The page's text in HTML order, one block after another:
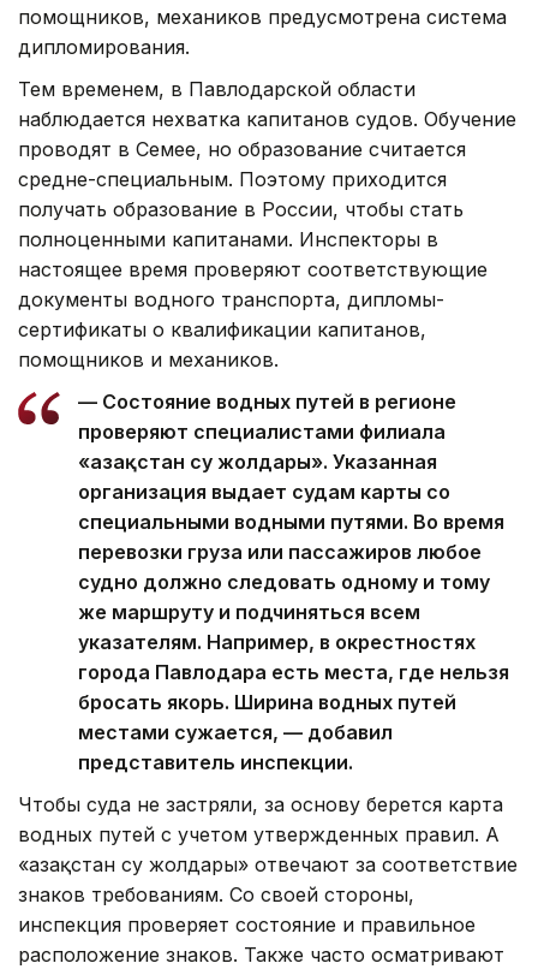
помощников, механиков предусмотрена система
дипломирования.
Тем временем, в Павлодарской области
наблюдается нехватка капитанов судов. Обучение
проводят в Семее, но образование считается
средне-специальным. Поэтому приходится
получать образование в России, чтобы стать
полноценными капитанами. Инспекторы в
настоящее время проверяют соответствующие
документы водного транспорта, дипломы-
сертификаты о квалификации капитанов,
помощников и механиков.
— Состояние водных путей в регионе
проверяют специалистами филиала
«Қазақстан су жолдары». Указанная
организация выдает судам карты со
специальными водными путями. Во время
перевозки груза или пассажиров любое
судно должно следовать одному и тому
же маршруту и подчиняться всем
указателям. Например, в окрестностях
города Павлодара есть места, где нельзя
бросать якорь. Ширина водных путей
местами сужается, — добавил
представитель инспекции.
Чтобы суда не застряли, за основу берется карта
водных путей с учетом утвержденных правил. А
«Қазақстан су жолдары» отвечают за соответствие
знаков требованиям. Со своей стороны,
инспекция проверяет состояние и правильное
расположение знаков. Также часто осматривают